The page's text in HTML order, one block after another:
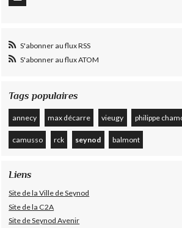
S'abonner au flux RSS
S'abonner au flux ATOM
Tags populaires
annecy max décarre vieugy philippe
camusso rck seynod balmont
Liens
Site de la Ville de Seynod
Site de la C2A
Site de Seynod Avenir